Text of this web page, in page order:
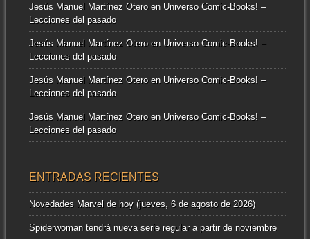
Jesús Manuel Martínez Oteroen Universo Comic-Books! –
Lecciones del pasado
Jesús Manuel Martínez Oteroen Universo Comic-Books! –
Lecciones del pasado
Jesús Manuel Martínez Oteroen Universo Comic-Books! –
Lecciones del pasado
Jesús Manuel Martínez Oteroen Universo Comic-Books! –
Lecciones del pasado
ENTRADAS RECIENTES
Novedades Marvel de hoy (jueves, 6 de agosto de 2026)
Spiderwoman tendrá nueva serie regular a partir de noviembre